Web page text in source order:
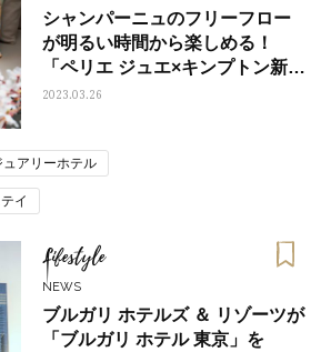
シャンパーニュのフリーフロー
が明るい時間から楽しめる！
「ペリエ ジュエ×キンプトン新宿
東京」のオールデイプラン
2023.03.26
ュアリーホテル
イ
Lifestyle
NEWS
ブルガリ ホテルズ ＆ リゾーツが
「ブルガリ ホテル 東京」を